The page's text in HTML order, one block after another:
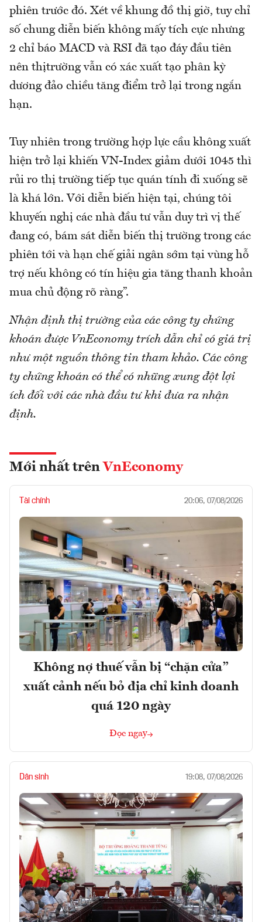
phiên trước đó. Xét về khung đồ thị giờ, tuy chỉ
số chung diễn biến không mấy tích cực nhưng
2 chỉ báo MACD và RSI đã tạo đáy đầu tiên
nên thịtrường vẫn có xác xuất tạo phân kỳ
dương đảo chiều tăng điểm trở lại trong ngắn
hạn.
Tuy nhiên trong trường hợp lực cầu không xuất
hiện trở lại khiến VN-Index giảm dưới 1045 thì
rủi ro thị trường tiếp tục quán tính đi xuống sẽ
là khá lớn. Với diễn biến hiện tại, chúng tôi
khuyến nghị các nhà đầu tư vẫn duy trì vị thế
đang có, bám sát diễn biến thị trường trong các
phiên tới và hạn chế giải ngân sớm tại vùng hỗ
trợ nếu không có tín hiệu gia tăng thanh khoản
mua chủ động rõ ràng”.
Nhận định thị trường của các công ty chứng
khoán được VnEconomy trích dẫn chỉ có giá trị
như một nguồn thông tin tham khảo. Các công
ty chứng khoán có thể có những xung đột lợi
ích đối với các nhà đầu tư khi đưa ra nhận
định.
Mới nhất trên VnEconomy
Tài chính 20:06, 07/08/2026
Không nợ thuế vẫn bị “chặn cửa”
xuất cảnh nếu bỏ địa chỉ kinh doanh
quá 120 ngày
Đọc ngay
Dân sinh 19:08, 07/08/2026